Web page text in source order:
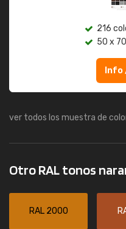
216
50 x
Info
ver todos los muestra de
Otro RAL tonos
RAL 2000